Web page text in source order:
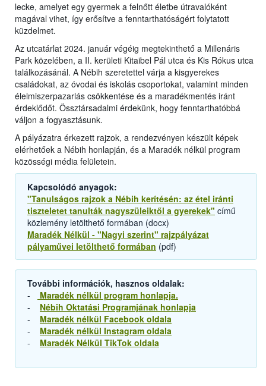
lecke, amelyet egy gyermek a felnőtt életbe útravalóként
magával vihet, így erősítve a fenntarthatóságért folytatott
küzdelmet.
Az utcatárlat 2024. január végéig megtekinthető a Millenáris
Park közelében, a II. kerületi Kitaibel Pál utca és Kis Rókus utca
találkozásánál. A Nébih szeretettel várja a kisgyerekes
családokat, az óvodai és iskolás csoportokat, valamint minden
élelmiszerpazarlás csökkentése és a maradékmentés iránt
érdeklődőt. Össztársadalmi érdekünk, hogy fenntarthatóbbá
váljon a fogyasztásunk.
A pályázatra érkezett rajzok, a rendezvényen készült képek
elérhetőek a Nébih honlapján, és a Maradék nélkül program
közösségi média felületein.
Kapcsolódó anyagok:
"Tanulságos rajzok a Nébih kerítésén: az étel iránti
tiszteletet tanulták nagyszüleiktől a gyerekek" című
közlemény letölthető formában (docx)
Maradék Nélkül - "Nagyi szerint" rajzpályázat
pályaművei letölthető formában (pdf)
További információk, hasznos oldalak:
-
Maradék nélkül program honlapja.
- Nébih Oktatási Programjának honlapja
- Maradék nélkül Facebook oldala
- Maradék nélkül Instagram oldala
- Maradék Nélkül TikTok oldala